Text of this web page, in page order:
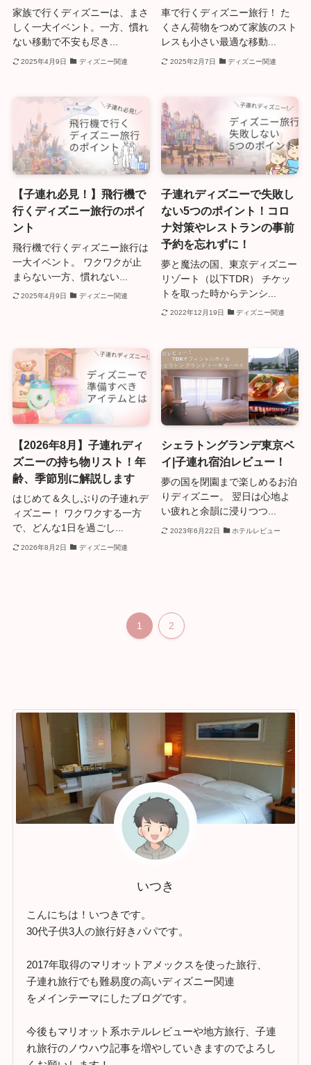
家族で行くディズニーは、まさ
しく一大イベント。一方、慣れ
ない移動で不安も尽き...
2025年4月9日 ディズニー関連
車で行くディズニー旅行！ た
くさん荷物をつめて家族のスト
レスも小さい最適な移動...
2025年2月7日 ディズニー関連
【子連れ必見！】飛行機で
行くディズニー旅行のポイ
ント
飛行機で行くディズニー旅行は
一大イベント。 ワクワクが止
まらない一方、慣れない...
2025年4月9日 ディズニー関連
子連れディズニーで失敗し
ない5つのポイント！コロ
ナ対策やレストランの事前
予約を忘れずに！
夢と魔法の国、東京ディズニー
リゾート（以下TDR） チケッ
トを取った時からテンシ...
2022年12月19日 ディズニー関連
【2026年8月】子連れディ
ズニーの持ち物リスト！年
齢、季節別に解説します
はじめて＆久しぶりの子連れデ
ィズニー！ ワクワクする一方
で、どんな1日を過ごし...
2026年8月2日 ディズニー関連
シェラトングランデ東京ベ
イ|子連れ宿泊レビュー！
夢の国を閉園まで楽しめるお泊
りディズニー。 翌日は心地よ
い疲れと余韻に浸りつつ...
2023年6月22日 ホテルレビュー
1 2
いつき
こんにちは！いつきです。
30代子供3人の旅行好きパパです。
2017年取得のマリオットアメックスを使った旅行、
子連れ旅行でも難易度の高いディズニー関連
をメインテーマにしたブログです。
今後もマリオット系ホテルレビューや地方旅行、子連
れ旅行のノウハウ記事を増やしていきますのでよろし